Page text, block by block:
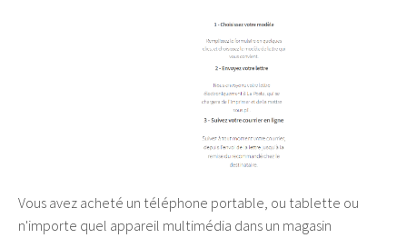
Vous avez acheté un téléphone portable, ou tablette ou
n'importe quel appareil multimédia dans un magasin